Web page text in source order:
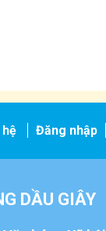
Đăng nhập
DẦU GIÂY